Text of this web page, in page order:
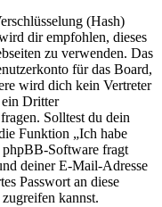
(Hash)
dir empfohlen, dieses
zu verwenden. Das
für das Board,
wird dich kein Vertreter
Dritter
Solltest du dein
Funktion „Ich habe
phpBB-Software fragt
deiner E-Mail-Adresse
Passwort an diese
kannst.